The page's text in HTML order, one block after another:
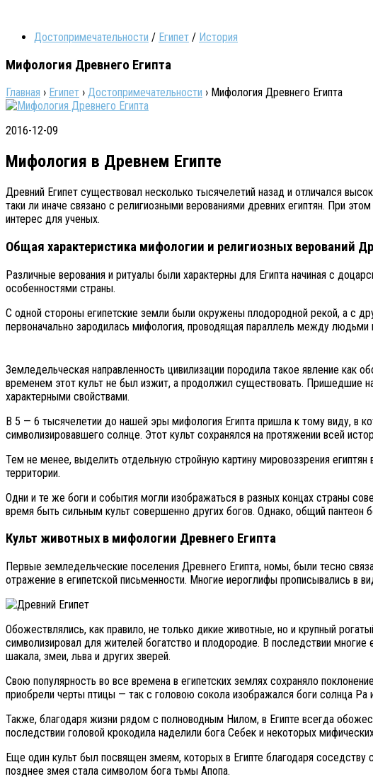
Достопримечательности / Египет / История
Мифология Древнего Египта
Главная › Египет › Достопримечательности › Мифология Древнего Египта
2016-12-09
Мифология в Древнем Египте
Древний Египет существовал несколько тысячелетий назад и отличался
таки ли иначе связано с религиозными верованиями древних египтян. При
интерес для ученых.
Общая характеристика мифологии и религиозных верований
Различные верования и ритуалы были характерны для Египта начиная с
особенностями страны.
С одной стороны египетские земли были окружены плодородной рекой, а с
первоначально зародилась мифология, проводящая параллель между
Земледельческая направленность цивилизации породила такое явление как
временем этот культ не был изжит, а продолжил существовать. Пришедшие
характерными свойствами.
В 5 — 6 тысячелетии до нашей эры мифология Египта пришла к тому виду, в
символизировавшего солнце. Этот культ сохранялся на протяжении всей
Тем не менее, выделить отдельную стройную картину мировоззрения
территории.
Одни и те же боги и события могли изображаться в разных концах страны
время быть сильным культ совершенно других богов. Однако, общий
Культ животных в мифологии Древнего Египта
Первые земледельческие поселения Древнего Египта, номы, были тесно
отражение в египетской письменности. Многие иероглифы прописывались в
Обожествлялись, как правило, не только дикие животные, но и крупный
символизировал для жителей богатство и плодородие. В последствии
шакала, змеи, льва и других зверей.
Свою популярность во все времена в египетских землях сохраняло
приобрели черты птицы — так с головою сокола изображался боги солнца
Также, благодаря жизни рядом с полноводным Нилом, в Египте всегда
последствии головой крокодила наделили бога Себек и некоторых
Еще один культ был посвящен змеям, которых в Египте благодаря
позднее змея стала символом бога тьмы Апопа.